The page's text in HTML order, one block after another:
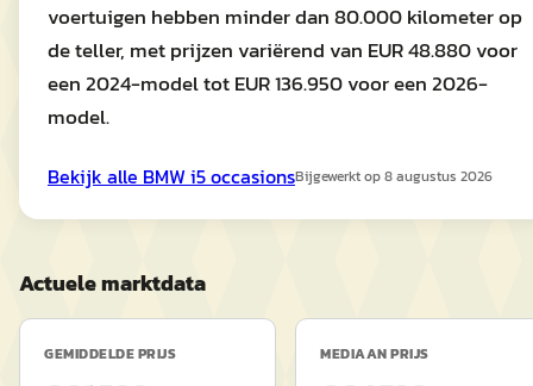
voertuigen hebben minder dan 80.000 kilometer op
de teller, met prijzen variërend van EUR 48.880 voor
een 2024-model tot EUR 136.950 voor een 2026-
model.
Bekijk alle BMW i5occasionsBijgewerkt op8 augustus 2026
Actuele marktdata
GEMIDDELDE PRIJS MEDIAAN PRIJS